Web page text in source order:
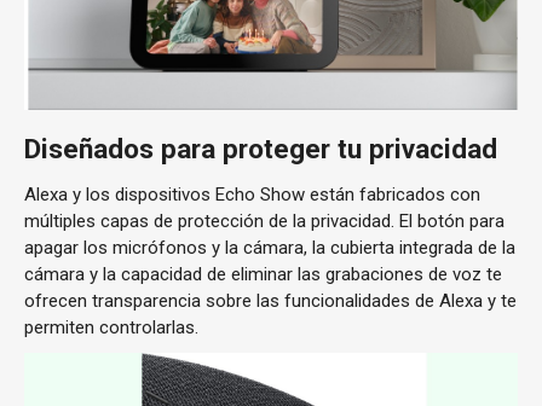
Diseñados para proteger tu privacidad
Alexa y los dispositivos Echo Show están fabricados con
múltiples capas de protección de la privacidad. El botón para
apagar los micrófonos y la cámara, la cubierta integrada de la
cámara y la capacidad de eliminar las grabaciones de voz te
ofrecen transparencia sobre las funcionalidades de Alexa y te
permiten controlarlas.